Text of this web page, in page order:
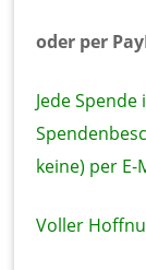
oder per
Jede
keine) per E-
Voller